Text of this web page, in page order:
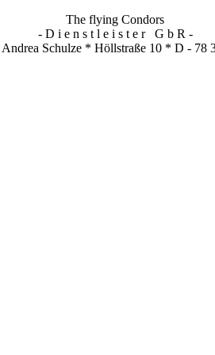
The flying Condors
- D i e n s t l e i s t e r G b R -
Schulze * Höllstraße 10 * D - 78